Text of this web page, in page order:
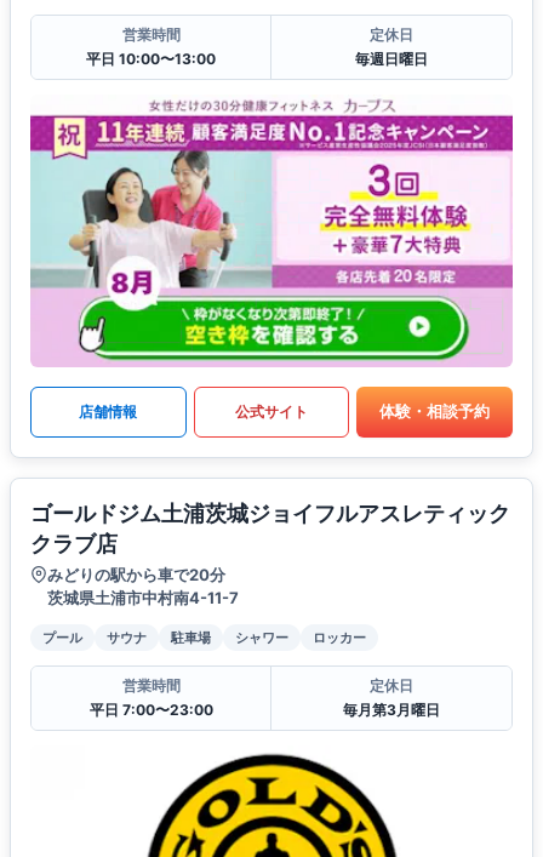
営業時間
平日 10:00〜13:00
定休日
毎週日曜日
店舗情報 公式サイト 体験・相談予約
ゴールドジム土浦茨城ジョイフルアスレティック
クラブ店
みどりの駅から車で20分
茨城県土浦市中村南4-11-7
プール サウナ 駐車場 シャワー ロッカー
営業時間
平日 7:00〜23:00
定休日
毎月第3月曜日